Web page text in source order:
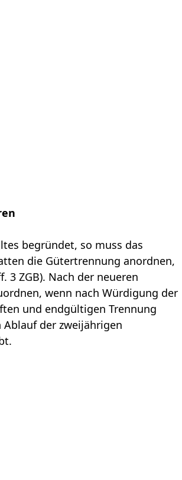
begründet, so muss das
die Gütertrennung anordnen,
3 ZGB). Nach der neueren
wenn nach Würdigung der
und endgültigen Trennung
der zweijährigen